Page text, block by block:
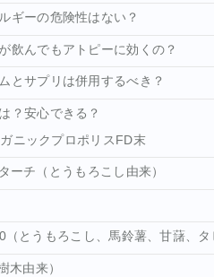
ギーの危険性はない？
飲んでもアトピーに効くの？
とサプリは併用するべき？
？安心できる？
ニックプロポリスFD末
ーチ（とうもろこし由来）
（とうもろこし、馬鈴薯、甘藷、タ
木由来）